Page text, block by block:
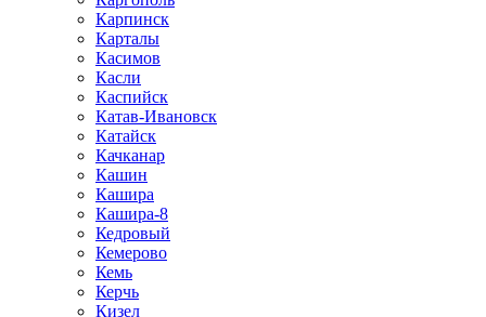
Карпинск
Карталы
Касимов
Касли
Каспийск
Катав-Ивановск
Катайск
Качканар
Кашин
Кашира
Кашира-8
Кедровый
Кемерово
Кемь
Керчь
Кизел